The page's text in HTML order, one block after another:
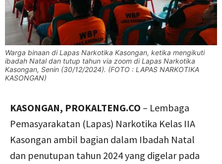
Warga binaan di Lapas Narkotika Kasongan, ketika mengikuti
ibadah Natal dan tutup tahun via zoom di Lapas Narkotika
Kasongan, Senin (30/12/2024). (FOTO : LAPAS NARKOTIKA
KASONGAN)
KASONGAN, PROKALTENG.CO – Lembaga
Pemasyarakatan (Lapas) Narkotika Kelas IIA
Kasongan ambil bagian dalam Ibadah Natal
dan penutupan tahun 2024 yang digelar pada